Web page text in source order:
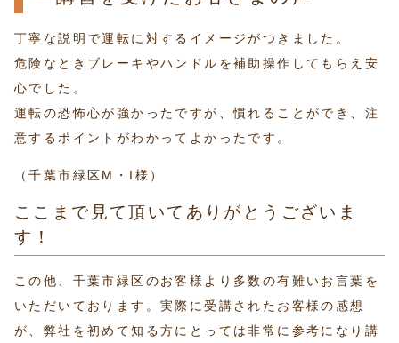
丁寧な説明で運転に対するイメージがつきました。
危険なときブレーキやハンドルを補助操作してもらえ安
心でした。
運転の恐怖心が強かったですが、慣れることができ、注
意するポイントがわかってよかったです。
（千葉市緑区M・I様）
ここまで見て頂いてありがとうございま
す！
この他、千葉市緑区のお客様より多数の有難いお言葉を
いただいております。実際に受講されたお客様の感想
が、弊社を初めて知る方にとっては非常に参考になり講